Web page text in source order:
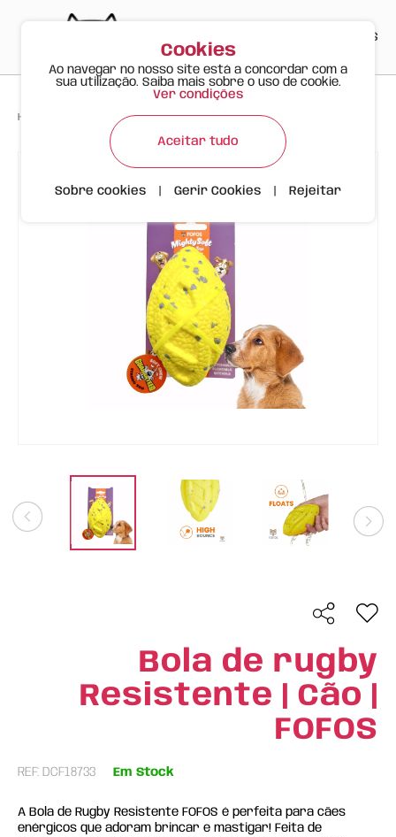
ES
Happy Meow Produtos > > Bola de rugby Resistente | Cão | FOFOS
Bola de rugby
Resistente | Cão |
FOFOS
REF: DCF18733 Em Stock
A Bola de Rugby Resistente FOFOS é perfeita para cães
enérgicos que adoram brincar e mastigar! Feita de
Cookies
Ao navegar no nosso site está a concordar com a
sua utilização. Saiba mais sobre o uso de cookie.
Ver condições
Aceitar tudo
Sobre cookies Gerir Cookies Rejeitar